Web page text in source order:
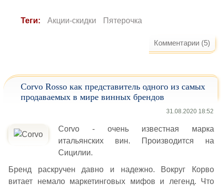
Теги: Акции-скидки Пятерочка
Комментарии (5)
Corvo Rosso как представитель одного из самых
продаваемых в мире винных брендов
31.08.2020 18:52
Corvo - очень известная марка
итальянских вин. Производится на
Сицилии.
Бренд раскручен давно и надежно. Вокруг Корво
витает немало маркетинговых мифов и легенд. Что